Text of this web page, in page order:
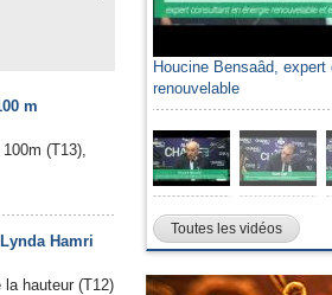
m
(T13),
Hamri
hauteur (T12)
Houcine Bensaâd,
renouvelable
Toutes les vidéos